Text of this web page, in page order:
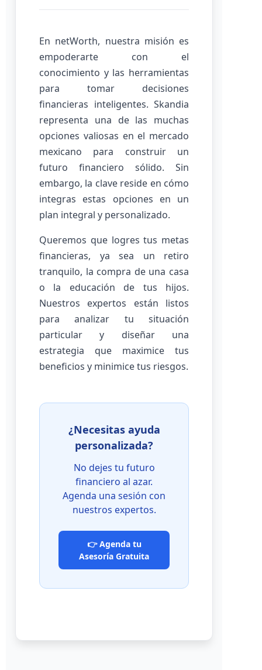
En netWorth, nuestra misión es
empoderarte con el
conocimiento y las herramientas
para tomar decisiones
financieras inteligentes. Skandia
representa una de las muchas
opciones valiosas en el mercado
mexicano para construir un
futuro financiero sólido. Sin
embargo, la clave reside en cómo
integras estas opciones en un
plan integral y personalizado.
Queremos que logres tus metas
financieras, ya sea un retiro
tranquilo, la compra de una casa
o la educación de tus hijos.
Nuestros expertos están listos
para analizar tu situación
particular y diseñar una
estrategia que maximice tus
beneficios y minimice tus riesgos.
¿Necesitas ayuda
personalizada?
No dejes tu futuro
financiero al azar.
Agenda una sesión con
nuestros expertos.
👉 Agenda tu
Asesoría Gratuita